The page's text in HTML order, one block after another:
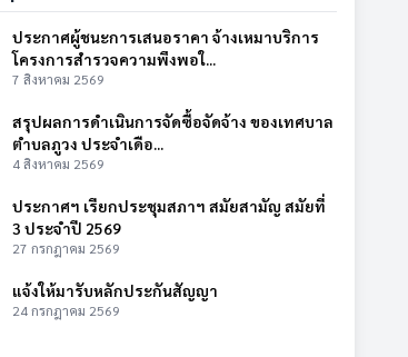
ประกาศผู้ชนะการเสนอราคา จ้างเหมาบริการ
โครงการสำรวจความพึงพอใ...
7 สิงหาคม 2569
สรุปผลการดำเนินการจัดซื้อจัดจ้าง ของเทศบาล
ตำบลภูวง ประจำเดือ...
4 สิงหาคม 2569
ประกาศฯ เรียกประชุมสภาฯ สมัยสามัญ สมัยที่
3 ประจำปี 2569
27 กรกฎาคม 2569
แจ้งให้มารับหลักประกันสัญญา
24 กรกฎาคม 2569